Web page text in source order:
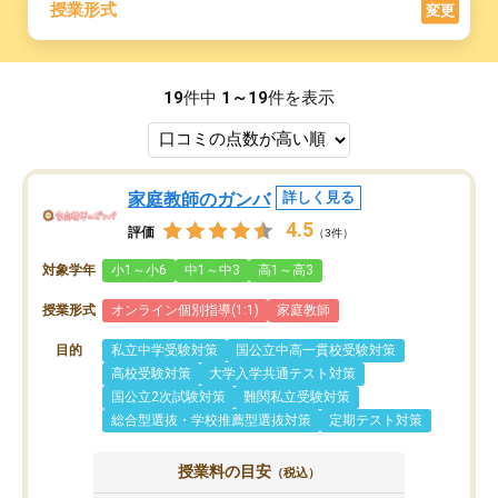
授業形式 変更
19件中 1～19件を表示
家庭教師のガンバ 詳しく見る
評価 4.5 （3件）
対象学年 小1～小6 中1～中3 高1～高3
授業形式 オンライン個別指導(1:1) 家庭教師
目的 私立中学受験対策
国公立中高一貫校受験対策
高校受験対策
大学入学共通テスト対策
国公立2次試験対策
難関私立受験対策
総合型選抜・学校推薦型選抜対策
定期テスト対策
授業料の目安 （税込）